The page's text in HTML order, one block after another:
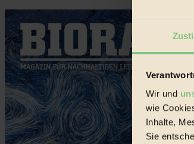
Wir und
wie
Inhalte,
Sie